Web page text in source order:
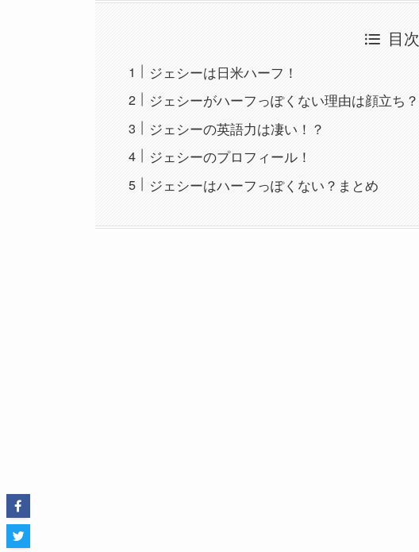
目次
ジェシーは日米ハーフ！
ジェシーがハーフっぽくない理由は顔立ち？
ジェシーの英語力は凄い！？
ジェシーのプロフィール！
ジェシーはハーフっぽくない？まとめ